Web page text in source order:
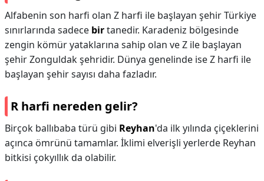
Alfabenin son harfi olan Z harfi ile başlayan şehir Türkiye
sınırlarında sadece birtanedir. Karadeniz bölgesinde
zengin kömür yataklarına sahip olan ve Z ile başlayan
şehir Zonguldak şehridir. Dünya genelinde ise Z harfi ile
başlayan şehir sayısı daha fazladır.
R harfi nereden gelir?
Birçok ballıbaba türü gibi Reyhan'da ilk yılında çiçeklerini
açınca ömrünü tamamlar. İklimi elverişli yerlerde Reyhan
bitkisi çokyıllık da olabilir.